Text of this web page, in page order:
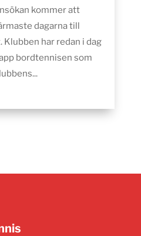
kommer att
dagarna till
har redan i dag
bordtennisen som